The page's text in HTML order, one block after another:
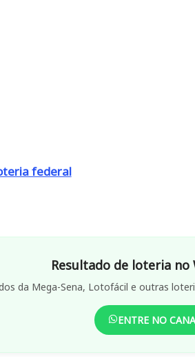
federal
Resultado de loteria no
da Mega-Sena, Lotofácil e outras
ENTRE NO